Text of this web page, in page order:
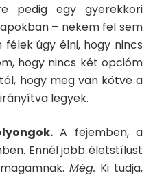
pedig egy gyerekkori
– nekem fel sem
úgy élni, hogy nincs
hogy nincs két opcióm
hogy meg van kötve a
legyek.
.A fejemben, a
Ennél jobb életstílust
Még. Ki tudja,